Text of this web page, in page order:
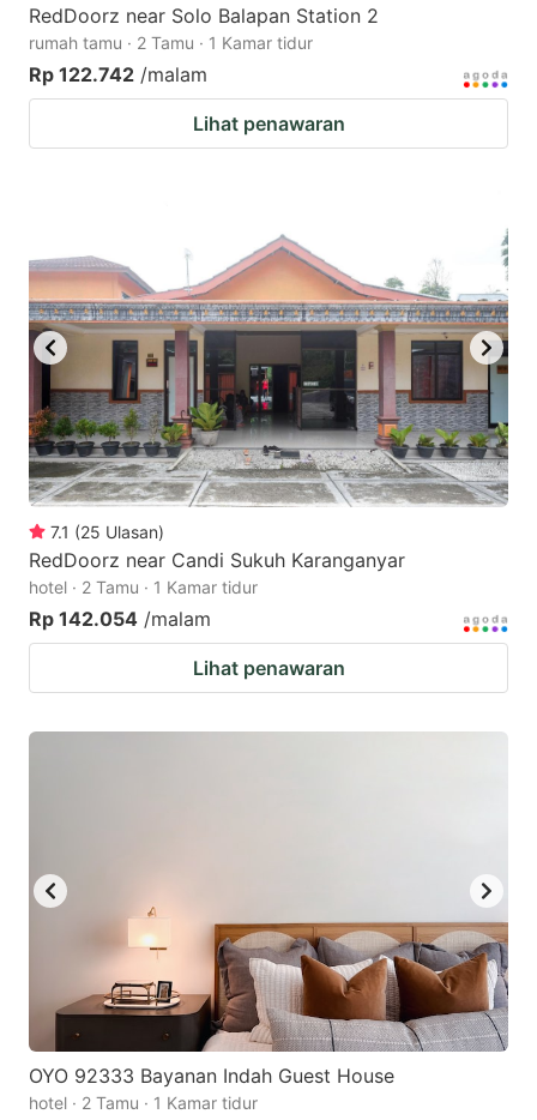
RedDoorz near Solo Balapan Station 2
rumah tamu · 2 Tamu · 1 Kamar tidur
Rp 122.742 /malam
Lihat penawaran
7.1 (25 Ulasan)
RedDoorz near Candi Sukuh Karanganyar
hotel · 2 Tamu · 1 Kamar tidur
Rp 142.054 /malam
Lihat penawaran
OYO 92333 Bayanan Indah Guest House
hotel · 2 Tamu · 1 Kamar tidur